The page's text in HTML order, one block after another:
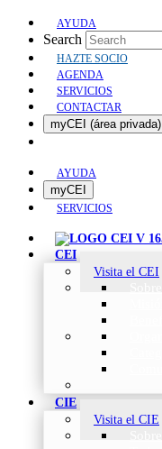
AYUDA
Search
HAZTE SOCIO
AGENDA
SERVICIOS
CONTACTAR
myCEI (área privada)
AYUDA
myCEI
SERVICIOS
CEI
Visita el CEI
CIE
Visita el CIE